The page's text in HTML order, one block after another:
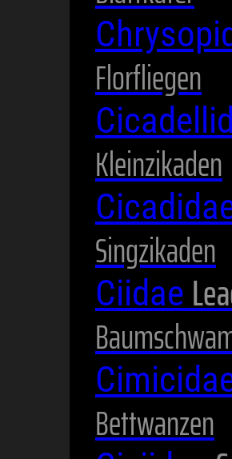
Florfliegen
Kleinzikaden
Singzikaden
Ciidae
Bettwanzen